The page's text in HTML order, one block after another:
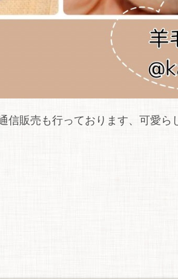
信販売も行っております、可愛ら